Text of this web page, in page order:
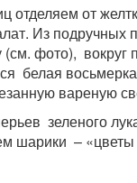
отделяем от
Из подручных
фото),
белая
вареную
зеленого
шарики –